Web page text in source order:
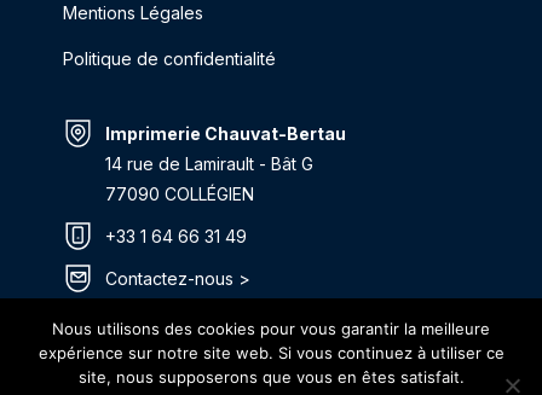
Mentions Légales
Politique de confidentialité
Imprimerie Chauvat-Bertau
14 rue de Lamirault - Bât G
77090 COLLÉGIEN
+33 1 64 66 31 49
Contactez-nous >
Itinéraire >
Nous utilisons des cookies pour vous garantir la meilleure
expérience sur notre site web. Si vous continuez à utiliser ce
site, nous supposerons que vous en êtes satisfait.